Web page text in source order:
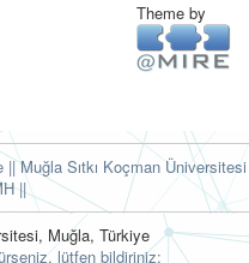
Theme by
|| Muğla Sıtkı Koçman Üniversitesi
||
Muğla, Türkiye
lütfen bildiriniz: